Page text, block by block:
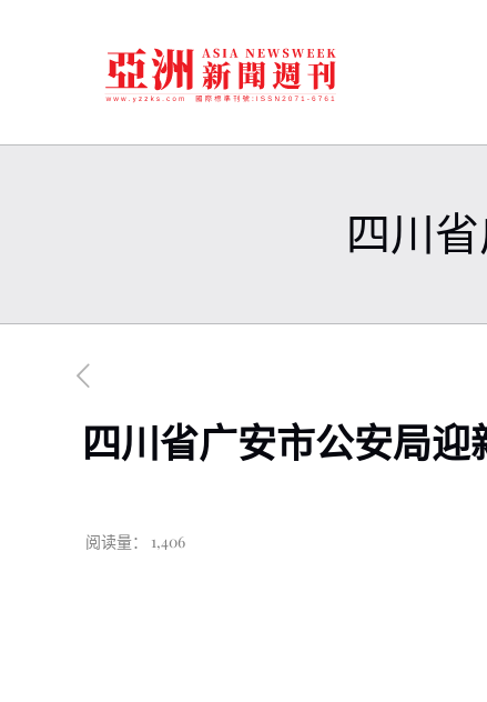
四川
四川省广安市公安局
阅读量： 1,406